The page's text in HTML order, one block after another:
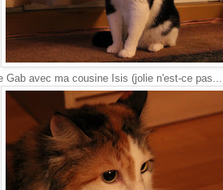
avec ma cousine Isis (jolie n'est-ce